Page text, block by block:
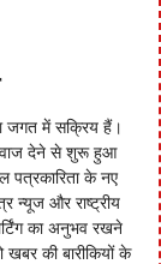
जगत में सक्रिय हैं।
देने से शुरू हुआ
के नए
न्यूज और राष्ट्रीय
का अनुभव रखने
की बारीकियों के